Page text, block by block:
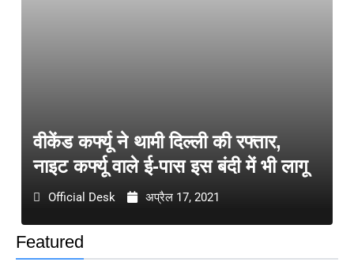
Featured
वीकेंड कर्फ्यू ने थामी दिल्ली की रफ्तार,
नाइट कर्फ्यू वाले ई-पास इस बंदी में भी लागू
Official Desk अप्रैल 17, 2021